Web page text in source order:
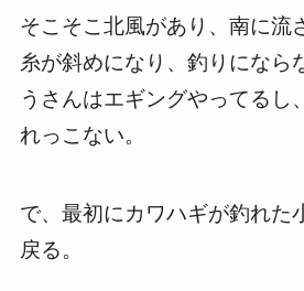
そこそこ北風があり、南に流
糸が斜めになり、釣りになら
うさんはエギングやってるし
れっこない。
で、最初にカワハギが釣れた
戻る。